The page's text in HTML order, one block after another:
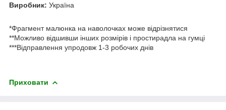
Виробник: Україна
*Фрагмент малюнка на наволочках може відрізнятися
**Можливо відшивши інших розмірів і простирадла на гумці
***Відправлення упродовж 1-3 робочих днів
Приховати